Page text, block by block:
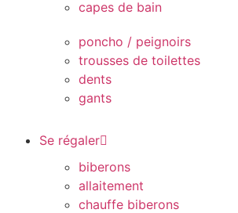
capes de bain
poncho / peignoirs
trousses de toilettes
dents
gants
Se régaler
biberons
allaitement
chauffe biberons